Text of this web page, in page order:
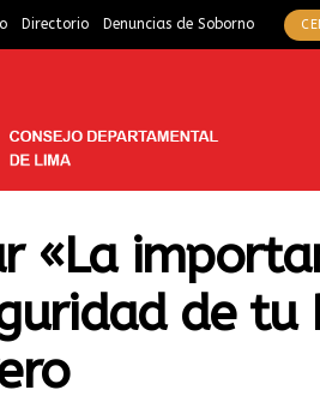
Directorio Denuncias de Soborno
«La
de tu